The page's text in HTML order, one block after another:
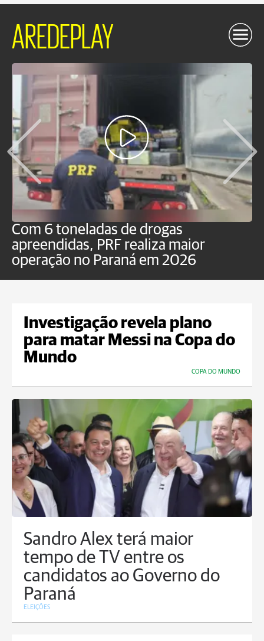
AREDEPLAY
Com 6 toneladas de drogas
apreendidas, PRF realiza maior
operação no Paraná em 2026
Investigação revela plano
para matar Messi na Copa do
Mundo
COPA DO MUNDO
Sandro Alex terá maior
tempo de TV entre os
candidatos ao Governo do
Paraná
ELEIÇÕES